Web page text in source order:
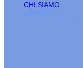
CHI SIAMO
LAVORO